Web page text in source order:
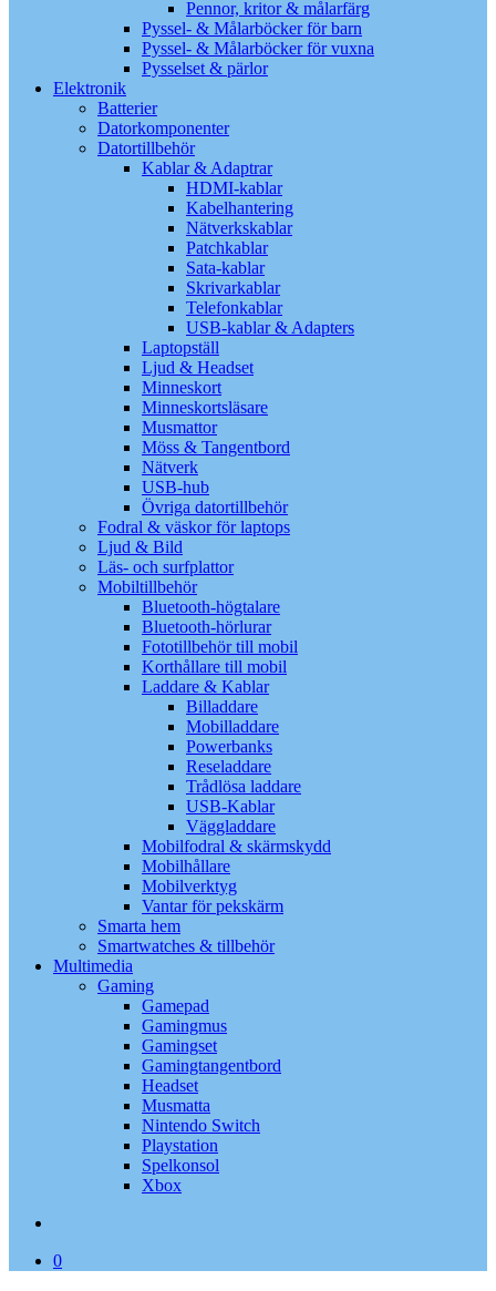
Pennor, kritor & målarfärg
Pyssel- & Målarböcker för barn
Pyssel- & Målarböcker för vuxna
Pysselset & pärlor
Elektronik
Batterier
Datorkomponenter
Datortillbehör
Kablar & Adaptrar
HDMI-kablar
Kabelhantering
Nätverkskablar
Patchkablar
Sata-kablar
Skrivarkablar
Telefonkablar
USB-kablar & Adapters
Laptopställ
Ljud & Headset
Minneskort
Minneskortsläsare
Musmattor
Möss & Tangentbord
Nätverk
USB-hub
Övriga datortillbehör
Fodral & väskor för laptops
Ljud & Bild
Läs- och surfplattor
Mobiltillbehör
Bluetooth-högtalare
Bluetooth-hörlurar
Fototillbehör till mobil
Korthållare till mobil
Laddare & Kablar
Billaddare
Mobilladdare
Powerbanks
Reseladdare
Trådlösa laddare
USB-Kablar
Väggladdare
Mobilfodral & skärmskydd
Mobilhållare
Mobilverktyg
Vantar för pekskärm
Smarta hem
Smartwatches & tillbehör
Multimedia
Gaming
Gamepad
Gamingmus
Gamingset
Gamingtangentbord
Headset
Musmatta
Nintendo Switch
Playstation
Spelkonsol
Xbox
0